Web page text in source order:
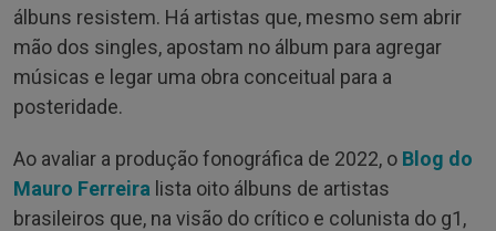
álbuns resistem. Há artistas que, mesmo sem abrir
mão dos singles, apostam no álbum para agregar
músicas e legar uma obra conceitual para a
posteridade.
Ao avaliar a produção fonográfica de 2022, o Blog do
Mauro Ferreira lista oito álbuns de artistas
brasileiros que, na visão do crítico e colunista do g1,